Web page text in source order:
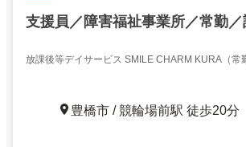
支援員／障害福祉事業所／常勤／
放課後等デイサービス SMILE CHARM KURA（常
豊橋市 / 競輪場前駅 徒歩20分